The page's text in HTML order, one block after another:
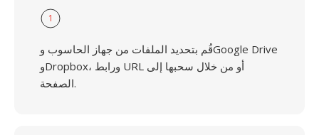
1
قُم بتحديد الملفات من جهاز الحاسوب وGoogle Drive
وDropbox، ورابط URL أو من خلال سحبها إلى
الصفحة.